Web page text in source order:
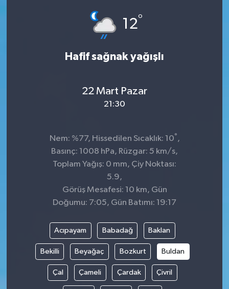
12°
Hafif sağnak yağışlı
22 Mart Pazar
21:30
Nem: %77, Hissedilen Sıcaklık: 10° ,
Basınç: 1008 hPa, Rüzgar: 5 km/s,
Toplam Yağış: 0 mm, Çiy Noktası:
5.9,
Görüş Mesafesi: 10 km, Gün
Doğumu: 7:05, Gün Batımı: 19:17
Acıpayam Babadağ Baklan
Bekilli Beyağaç Bozkurt Buldan
Çal Çameli Çardak Çivril